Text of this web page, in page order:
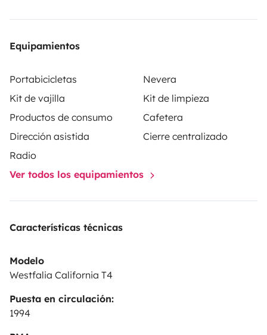
Equipamientos
Portabicicletas
Nevera
Kit de vajilla
Kit de limpieza
Productos de consumo
Cafetera
Dirección asistida
Cierre centralizado
Radio
Ver todos los equipamientos
Características técnicas
Modelo
Westfalia California T4
Puesta en circulación:
1994